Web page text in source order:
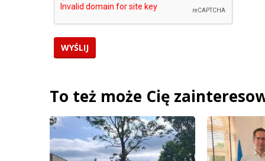
To też może Cię